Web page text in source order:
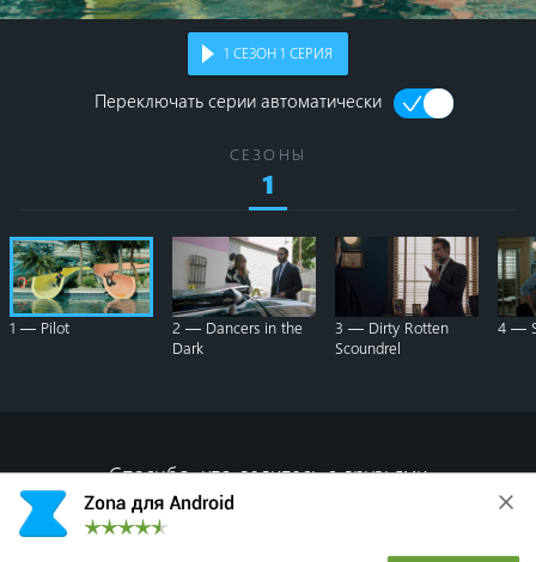
1 СЕЗОН1 СЕРИЯ
Переключать серии автоматически
СЕЗОНЫ
1
1 — Pilot
2 — Dancers in the
Dark
3 — Dirty Rotten
Scoundrel
4 —
Спасибо, что делитесь с друзьями